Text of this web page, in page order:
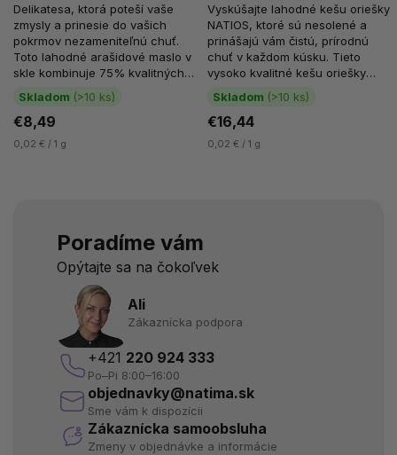
Skladom (>10 ks)
€8,49
0,02 € / 1 g
Delikatesa, ktorá poteší vaše
zmysly a prinesie do vašich
pokrmov nezameniteľnú chuť.
Toto lahodné arašidové maslo v
skle kombinuje 75% kvalitných
arašidov a 25% horkej 70%...
Skladom (>10 ks)
€16,44
0,02 € / 1 g
Vyskúšajte lahodné kešu oriešky
NATIOS, ktoré sú nesolené a
prinášajú vám čistú, prírodnú
chuť v každom kúsku. Tieto
vysoko kvalitné kešu oriešky
pochádzajú z Vietnamu a sú...
Poradíme vám
Opýtajte sa na čokoľvek
Ali
Zákaznícka podpora
+421 220 924 333
Po–Pi 8:00–16:00
objednavky@natima.sk
Sme vám k dispozícii
Zákaznícka samoobsluha
Zmeny v objednávke a informácie